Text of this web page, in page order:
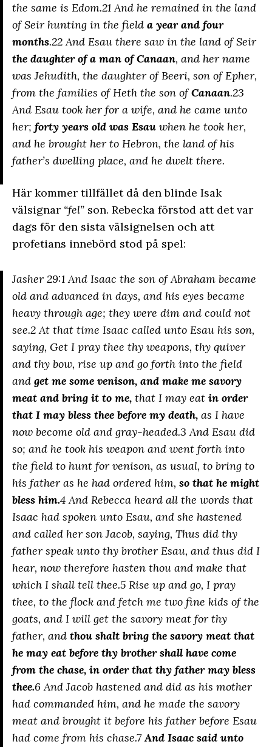
the same is Edom.21 And he remained in the land
of Seir hunting in the field a year and four
months.22 And Esau there saw in the land of Seir
the daughter of a man of Canaan, and her name
was Jehudith, the daughter of Beeri, son of Epher,
from the families of Heth the son ofCanaan.23
And Esau took her for a wife, and he came unto
her; forty years old was Esau when he took her,
and he brought her to Hebron, the land of his
father’s dwelling place, and he dwelt there.
Här kommer tillfället då den blinde Isak
välsignar “fel” son. Rebecka förstod att det var
dags för den sista välsignelsen och att
profetians innebörd stod på spel:
Jasher 29:1 And Isaac the son of Abraham became
old and advanced in days, and his eyes became
heavy through age; they were dim and could not
see.2 At that time Isaac called unto Esau his son,
saying, Get I pray thee thy weapons, thy quiver
and thy bow, rise up and go forth into the field
and get me some venison, and make me savory
meat and bring it to me, that I may eat in order
that I may bless thee before my death, as I have
now become old and gray-headed.3 And Esau did
so; and he took his weapon and went forth into
the field to hunt for venison, as usual, to bring to
his father as he had ordered him, so that he might
bless him.4 And Rebecca heard all the words that
Isaac had spoken unto Esau, and she hastened
and called her son Jacob, saying, Thus did thy
father speak unto thy brother Esau, and thus did I
hear, now therefore hasten thou and make that
which I shall tell thee.5 Rise up and go, I pray
thee, to the flock and fetch me two fine kids of the
goats, and I will get the savory meat for thy
father, and thou shalt bring the savory meat that
he may eat before thy brother shall have come
from the chase, in order that thy father may bless
thee.6 And Jacob hastened and did as his mother
had commanded him, and he made the savory
meat and brought it before his father before Esau
had come from his chase.7And Isaac said unto